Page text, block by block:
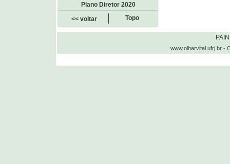
Plano Diretor 2020
<< voltar
Topo
www.olharvital.ufrj.br -